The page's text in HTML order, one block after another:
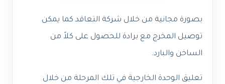
بصورة مجانية من خلال شركة التعاقد كما يمكن
توصيل المخرج مع برادة للحصول على كلاً من
الساخن والبارد.
تعليق الوحدة الخارجية في تلك المرحلة من خلال